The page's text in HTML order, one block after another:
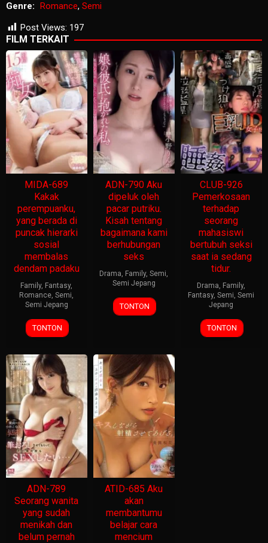
Genre:
Romance, Semi
Post Views: 197
FILM TERKAIT
MIDA-689
Kakak
perempuanku,
yang berada di
puncak hierarki
sosial
membalas
dendam padaku
Family, Fantasy,
Romance,Semi,
Semi Jepang
TONTON
ADN-790 Aku
dipeluk oleh
pacar putriku.
Kisah tentang
bagaimana kami
berhubungan
seks
Drama, Family,Semi,
Semi Jepang
TONTON
CLUB-926
Pemerkosaan
terhadap
seorang
mahasiswi
bertubuh seksi
saat ia sedang
tidur.
Drama, Family,
Fantasy,Semi,Semi
Jepang
TONTON
ADN-789
Seorang wanita
yang sudah
menikah dan
belum pernah
ATID-685 Aku
akan
membantumu
belajar cara
mencium